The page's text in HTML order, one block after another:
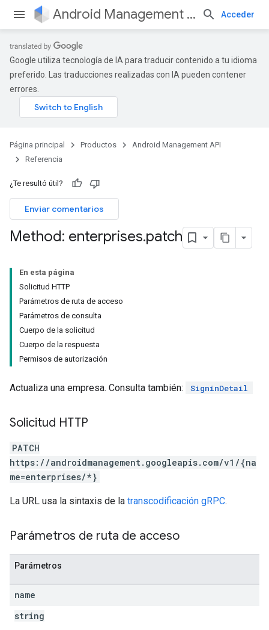
Android Management API Acceder
Google utiliza tecnología de IA para traducir contenido a tu idioma
preferido. Las traducciones realizadas con IA pueden contener
errores.
Página principal Productos
Android Management API
Referencia
¿Te resultó útil?
Enviar comentarios
Method: enterprises.patch
En esta página
Solicitud HTTP
Parámetros de ruta de acceso
Parámetros de consulta
Cuerpo de la solicitud
Cuerpo de la respuesta
Permisos de autorización
Actualiza una empresa. Consulta también: SigninDetail
Solicitud HTTP
PATCH
https://androidmanagement.googleapis.com/v1/{na
me=enterprises/*}
La URL usa la sintaxis de la transcodificación gRPC.
Parámetros de ruta de acceso
Parámetros
name
string